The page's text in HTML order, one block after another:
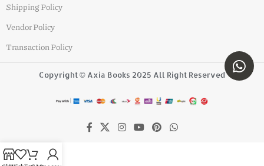
Shipping Policy
Vendor Policy
Transaction Policy
Copyright © Axia Books 2025 All Right Reserved